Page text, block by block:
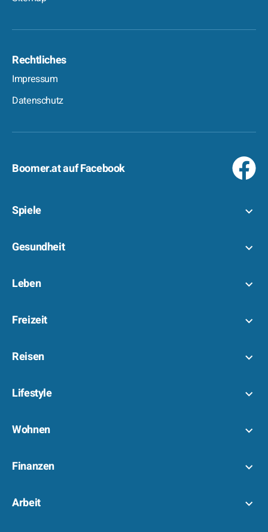
Rechtliches
Impressum
Datenschutz
Boomer.at auf Facebook
Spiele
Gesundheit
Leben
Freizeit
Reisen
Lifestyle
Wohnen
Finanzen
Arbeit